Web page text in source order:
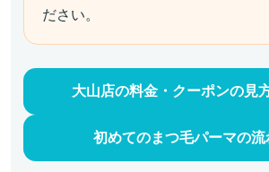
ださい。
大山店の料金・クーポンの見
初めてのまつ毛パーマの流